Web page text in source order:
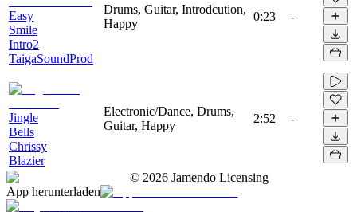
Easy
Smile
Intro2
TaigaSoundProd
Drums, Guitar, Introdcution,
Happy
0:23 -
Jingle
Bells
Chrissy
Blazier
Electronic/Dance, Drums,
Guitar, Happy
2:52 -
© 2026 Jamendo Licensing
App herunterladen